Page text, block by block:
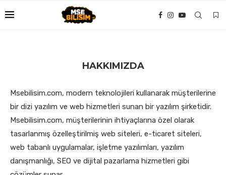
HAKKIMIZDA
Msebilisim.com, modern teknolojileri kullanarak müşterilerine
bir dizi yazılım ve web hizmetleri sunan bir yazılım şirketidir.
Msebilisim.com, müşterilerinin ihtiyaçlarına özel olarak
tasarlanmış özelleştirilmiş web siteleri, e-ticaret siteleri,
web tabanlı uygulamalar, işletme yazılımları, yazılım
danışmanlığı, SEO ve dijital pazarlama hizmetleri gibi